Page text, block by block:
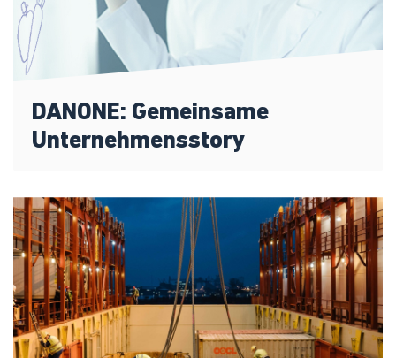
DANONE: Gemeinsame
Unternehmensstory